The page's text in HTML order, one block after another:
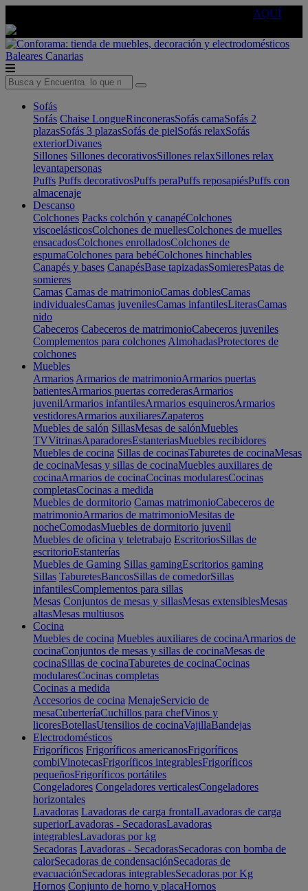
AQUÍ
Baleares Canarias
Sofás
Sofás Chaise LongueRinconerasSofás camaSofás 2
plazasSofás 3 plazasSofás de pielSofás relaxSofás
exteriorDivanes
Sillones Sillones decorativosSillones relaxSillones relax
levantapersonas
Puffs Puffs decorativosPuffs peraPuffs reposapiésPuffs con
almacenaje
Descanso
Colchones Packs colchón y canapéColchones
viscoelásticosColchones de muellesColchones de muelles
ensacadosColchones enrolladosColchones de
espumaColchones para bebéColchones hinchables
Canapés y bases CanapésBase tapizadasSomieresPatas de
somieres
Camas Camas de matrimonioCamas doblesCamas
individualesCamas juvenilesCamas infantilesLiterasCamas
nido
Cabeceros Cabeceros de matrimonioCabeceros juveniles
Complementos para colchones AlmohadasProtectores de
colchones
Muebles
Armarios Armarios de matrimonioArmarios puertas
batientesArmarios puertas correderasArmarios
juvenilArmarios infantilesArmarios esquinerosArmarios
vestidoresArmarios auxiliaresZapateros
Muebles de salón SillasMesas de salónMuebles
TVVitrinasAparadoresEstanteriasMuebles recibidores
Muebles de cocina Sillas de cocinasTaburetes de cocinaMesas
de cocinaMesas y sillas de cocinaMuebles auxiliares de
cocinaArmarios de cocinaCocinas modularesCocinas
completasCocinas a medida
Muebles de dormitorio Camas matrimonioCabeceros de
matrimonioArmarios de matrimonioMesitas de
nocheComodasMuebles de dormitorio juvenil
Muebles de oficina y teletrabajo EscritoriosSillas de
escritorioEstanterías
Muebles de Gaming Sillas gamingEscritorios gaming
Sillas TaburetesBancosSillas de comedorSillas
infantilesComplementos para sillas
Mesas Conjuntos de mesas y sillasMesas extensiblesMesas
altasMesas multiusos
Cocina
Muebles de cocina Muebles auxiliares de cocinaArmarios de
cocinaConjuntos de mesas y sillas de cocinaMesas de
cocinaSillas de cocinaTaburetes de cocinaCocinas
modularesCocinas completas
Cocinas a medida
Accesorios de cocina MenajeServicio de
mesaCuberteríaCuchillos para chefVinos y
licoresBotellasUtensilios de cocinaVajillaBandejas
Electrodomésticos
Frigoríficos Frigoríficos americanosFrigoríficos
combiVinotecasFrigoríficos integrablesFrigoríficos
pequeñosFrigoríficos portátiles
Congeladores Congeladores verticalesCongeladores
horizontales
Lavadoras Lavadoras de carga frontalLavadoras de carga
superiorLavadoras - SecadorasLavadoras
integrablesLavadoras por kg
Secadoras Lavadoras - SecadorasSecadoras con bomba de
calorSecadoras de condensaciónSecadoras de
evacuaciónSecadoras integrablesSecadoras por Kg
Hornos Conjunto de horno y placaHornos